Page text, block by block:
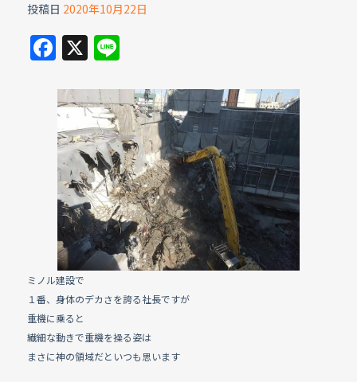
投稿日 2020年10月22日
F
a
c
e
b
o
o
k
X Li
e
ミノル建設で
１番、身体のデカさを誇る社長ですが
重機に乗ると
繊細な動きで重機を操る姿は
まさに神の領域だといつも思います